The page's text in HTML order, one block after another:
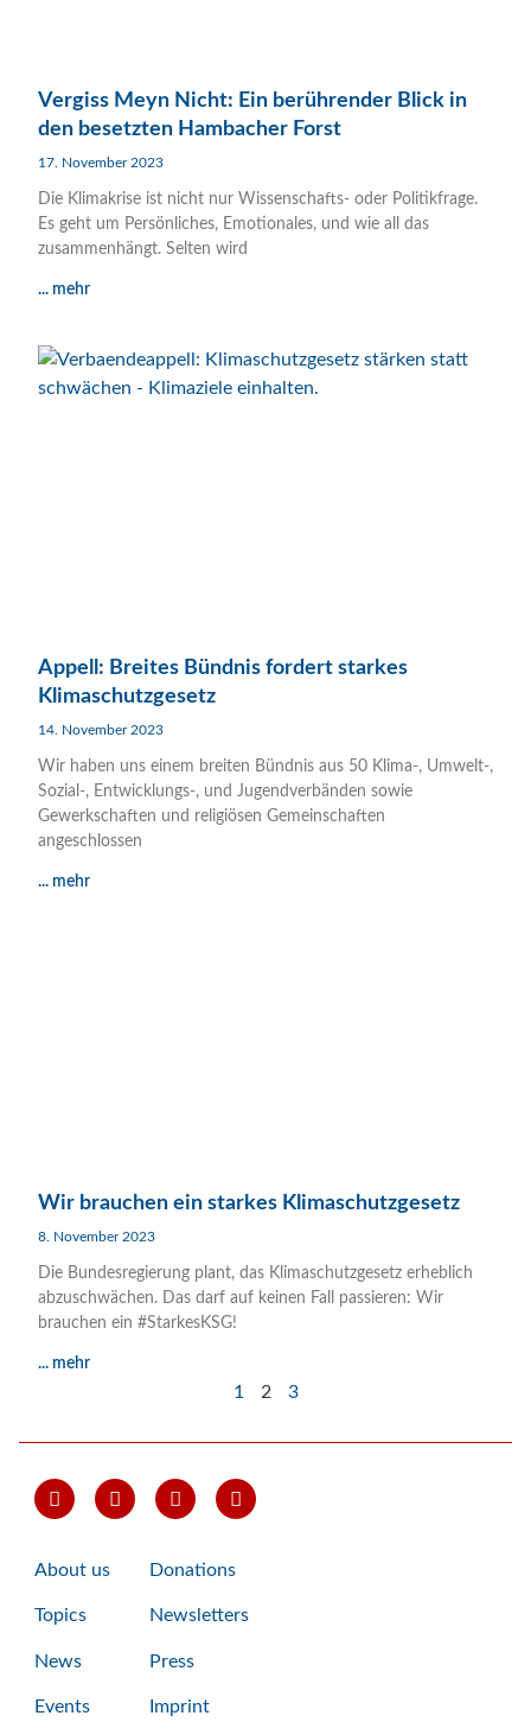
Vergiss Meyn Nicht: Ein berührender Blick in
den besetzten Hambacher Forst
17. November 2023
Die Klimakrise ist nicht nur Wissenschafts- oder Politikfrage.
Es geht um Persönliches, Emotionales, und wie all das
zusammenhängt. Selten wird
... mehr
Appell: Breites Bündnis fordert starkes
Klimaschutzgesetz
14. November 2023
Wir haben uns einem breiten Bündnis aus 50 Klima-, Umwelt-,
Sozial-, Entwicklungs-, und Jugendverbänden sowie
Gewerkschaften und religiösen Gemeinschaften
angeschlossen
... mehr
Wir brauchen ein starkes Klimaschutzgesetz
8. November 2023
Die Bundesregierung plant, das Klimaschutzgesetz erheblich
abzuschwächen. Das darf auf keinen Fall passieren: Wir
brauchen ein #StarkesKSG!
... mehr
1 2 3
About us
Topics
News
Events
Donations
Newsletters
Press
Imprint